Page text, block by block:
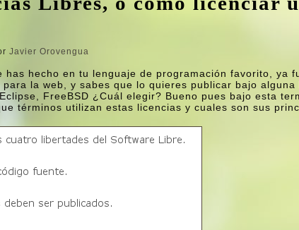
Javier Orovengua
has hecho en tu lenguaje de programación favorito, ya
la web, y sabes que lo quieres publicar bajo alguna
FreeBSD ¿Cuál elegir? Bueno pues bajo esta
términos utilizan estas licencias y cuales son sus